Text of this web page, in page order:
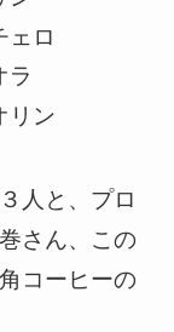
ロ
ラ
リン
人と、プロ
さん、この
コーヒーの